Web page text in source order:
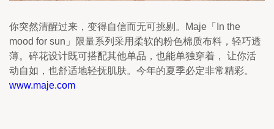
你突然清醒过来，变得自信而无可挑剔。Maje「In the
mood for sun」限量系列采用柔软的粉色棉质布料，轻巧透
薄。碎花设计既可搭配其他单品，也能单独穿着， 让你活
动自如，也舒适地轻抚肌肤。今年的夏季必定非常精彩。
www.maje.com